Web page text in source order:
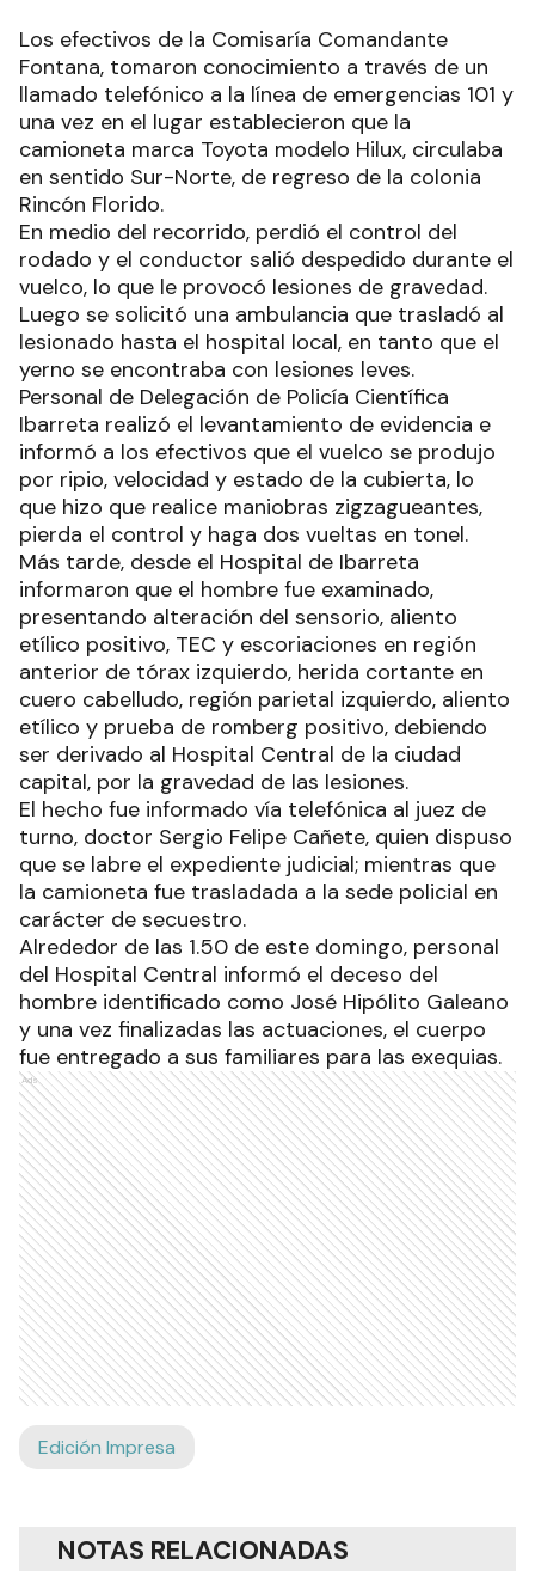
Los efectivos de la Comisaría Comandante
Fontana, tomaron conocimiento a través de un
llamado telefónico a la línea de emergencias 101 y
una vez en el lugar establecieron que la
camioneta marca Toyota modelo Hilux, circulaba
en sentido Sur-Norte, de regreso de la colonia
Rincón Florido.
En medio del recorrido, perdió el control del
rodado y el conductor salió despedido durante el
vuelco, lo que le provocó lesiones de gravedad.
Luego se solicitó una ambulancia que trasladó al
lesionado hasta el hospital local, en tanto que el
yerno se encontraba con lesiones leves.
Personal de Delegación de Policía Científica
Ibarreta realizó el levantamiento de evidencia e
informó a los efectivos que el vuelco se produjo
por ripio, velocidad y estado de la cubierta, lo
que hizo que realice maniobras zigzagueantes,
pierda el control y haga dos vueltas en tonel.
Más tarde, desde el Hospital de Ibarreta
informaron que el hombre fue examinado,
presentando alteración del sensorio, aliento
etílico positivo, TEC y escoriaciones en región
anterior de tórax izquierdo, herida cortante en
cuero cabelludo, región parietal izquierdo, aliento
etílico y prueba de romberg positivo, debiendo
ser derivado al Hospital Central de la ciudad
capital, por la gravedad de las lesiones.
El hecho fue informado vía telefónica al juez de
turno, doctor Sergio Felipe Cañete, quien dispuso
que se labre el expediente judicial; mientras que
la camioneta fue trasladada a la sede policial en
carácter de secuestro.
Alrededor de las 1.50 de este domingo, personal
del Hospital Central informó el deceso del
hombre identificado como José Hipólito Galeano
y una vez finalizadas las actuaciones, el cuerpo
fue entregado a sus familiares para las exequias.
Ads
Edición Impresa
NOTAS RELACIONADAS